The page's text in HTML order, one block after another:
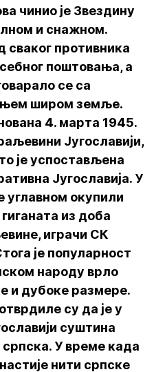
чинио је Звездину
и снажном.
сваког противника
поштовања, а
се са
широм земље.
4. марта 1945.
Југославији,
је успостављена
Југославија. У
углавном окупили
из доба
играчи СК
је популарност
народу врло
и дубоке размере.
су да је у
суштина
У време када
нити српске